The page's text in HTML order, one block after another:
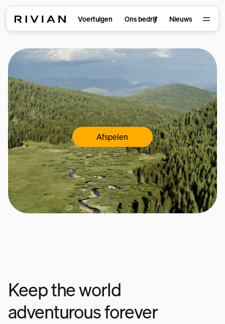
Voertuigen Ons bedrijf Nieuws
Afspelen
Keep the world
adventurous forever